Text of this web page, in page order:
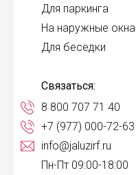
Для паркинга
На наружные окна
Для беседки
Связаться:
8 800 707 71 40
+7 (977) 000-72-63
info@jaluzirf.ru
Пн-Пт 09:00-18:00